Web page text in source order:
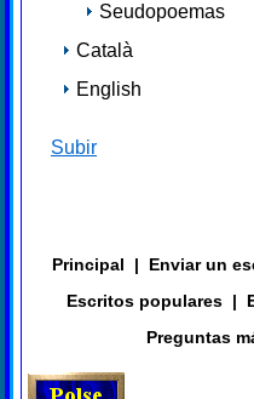
Seudopoemas
Català
English
Subir
Principal | Enviar un
Escritos populares |
Preguntas